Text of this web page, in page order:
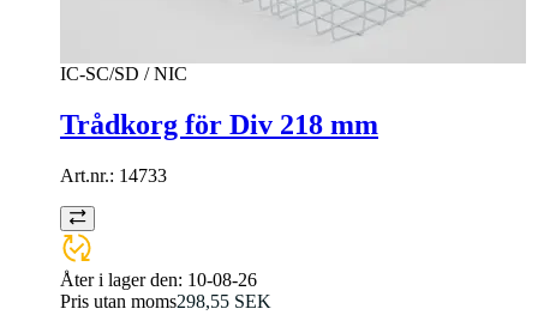
IC-SC/SD / NIC
Trådkorg för Div 218 mm
Art.nr.: 14733
Åter i lager den: 10-08-26
Pris utan moms298,55 SEK